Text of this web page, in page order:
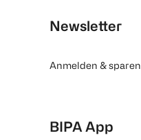
Newsletter
Anmelden & sparen
BIPA App